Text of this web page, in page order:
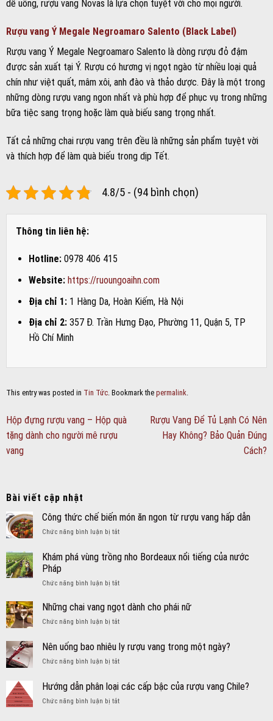
dễ uống, rượu vang Novas là lựa chọn tuyệt vời cho mọi người.
Rượu vang Ý Megale Negroamaro Salento (Black Label)
Rượu vang Ý Megale Negroamaro Salento là dòng rượu đỏ đậm
được sản xuất tại Ý. Rượu có hương vị ngọt ngào từ nhiều loại quả
chín như việt quất, mâm xôi, anh đào và thảo dược. Đây là một trong
những dòng rượu vang ngon nhất và phù hợp để phục vụ trong những
bữa tiệc sang trọng hoặc làm quà biếu sang trọng nhất.
Tất cả những chai rượu vang trên đều là những sản phẩm tuyệt vời
và thích hợp để làm quà biếu trong dịp Tết.
4.8/5 - (94 bình chọn)
Thông tin liên hệ:
Hotline:0978 406 415
Website: https://ruoungoaihn.com
Địa chỉ 1:1 Hàng Da, Hoàn Kiếm, Hà Nội
Địa chỉ 2:357 Đ. Trần Hưng Đạo, Phường 11, Quận 5, TP
Hồ Chí Minh
This entry was posted in Tin Tức. Bookmark the permalink.
Hộp đựng rượu vang – Hộp quà
tặng dành cho người mê rượu
vang
Rượu Vang Để Tủ Lạnh Có Nên
Hay Không? Bảo Quản Đúng
Cách?
Bài viết cập nhật
Công thức chế biến món ăn ngon từ rượu vang hấp dẫn
Chức năng bình luận bị tắtở
thức
chế
món
ngon
từ
rượu
hấp
Khám phá vùng trồng nho Bordeaux nổi tiếng của nước
Pháp
Chức năng bình luận bị tắtở
phá
vùng
trồng
Bordeaux
tiếng
nước
Những chai vang ngọt dành cho phái nữ
Chức năng bình luận bị tắtở
chai
vang
ngọt
cho
nữ
Nên uống bao nhiêu ly rượu vang trong một ngày?
Chức năng bình luận bị tắtở
uống
bao
nhiêu
Hướng dẫn phân loại các cấp bậc của rượu vang Chile?
Chức năng bình luận bị tắtở